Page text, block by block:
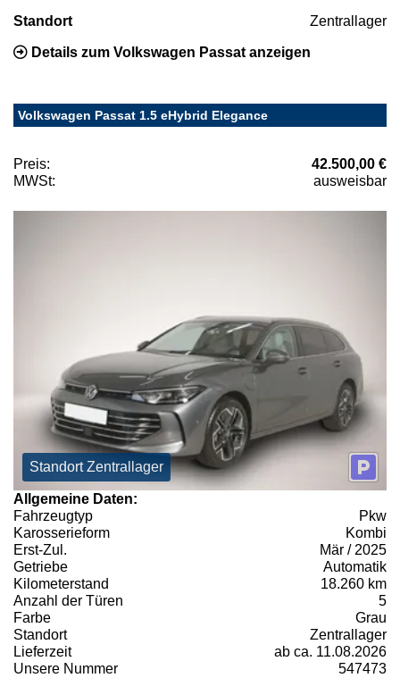
Standort Zentrallager
Details zum Volkswagen Passat anzeigen
Volkswagen Passat 1.5 eHybrid Elegance
Preis:
42.500,00 €
MWSt:
ausweisbar
Standort Zentrallager
Allgemeine Daten:
Fahrzeugtyp
Pkw
Karosserieform
Kombi
Erst-Zul.
Mär / 2025
Getriebe
Automatik
Kilometerstand
18.260 km
Anzahl der Türen
5
Farbe
Grau
Standort
Zentrallager
Lieferzeit
ab ca. 11.08.2026
Unsere Nummer
547473